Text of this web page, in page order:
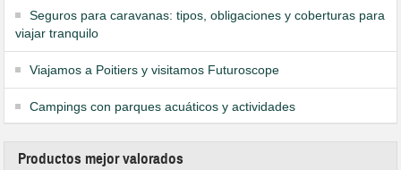
Seguros para caravanas: tipos, obligaciones y coberturas para
viajar tranquilo
Viajamos a Poitiers y visitamos Futuroscope
Campings con parques acuáticos y actividades
Productos mejor valorados